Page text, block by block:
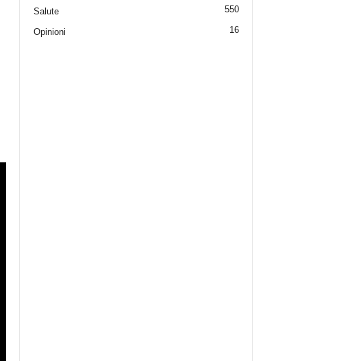
Salute 550
Opinioni 16